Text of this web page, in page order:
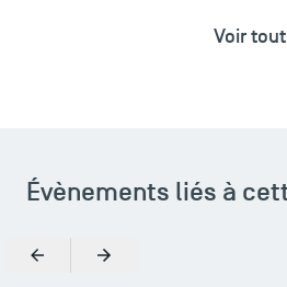
Voir
Évènements liés à
PrécédentSuivant